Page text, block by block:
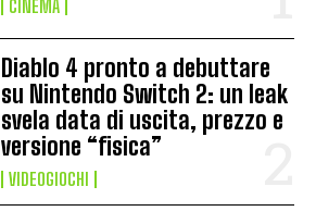
CINEMA
Diablo 4 pronto a debuttare
su Nintendo Switch 2: un leak
svela data di uscita, prezzo e
versione “fisica”
VIDEOGIOCHI